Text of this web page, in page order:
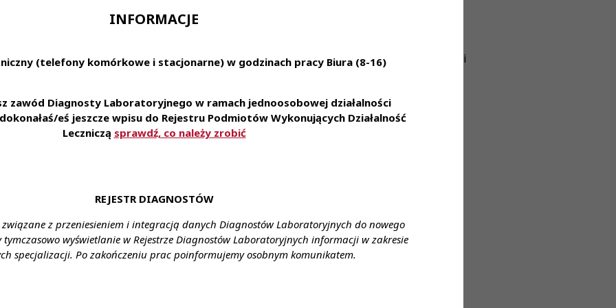
INFORMACJE
(telefony komórkowe i stacjonarne) w godzinach pracy Biura (8-16)
zawód Diagnosty Laboratoryjnego w ramach jednoosobowej działalności
eś jeszcze wpisu do Rejestru Podmiotów Wykonujących Działalność
Leczniczą sprawdź, co należy zrobić
REJESTR DIAGNOSTÓW
z przeniesieniem i integracją danych Diagnostów Laboratoryjnych do nowego
tymczasowo wyświetlanie w Rejestrze Diagnostów Laboratoryjnych informacji w zakresie
specjalizacji. Po zakończeniu prac poinformujemy osobnym komunikatem.
na podstawie umowy o pracę w organizacji o wiodącej pozycji rynkowej
najnowszych technologii oraz styczność z najciekawszymi przypadkami medycznymi
do prywatnej opieki medycznej lub karty MultiSport
diagnostyczne dla Ciebie i Twojej rodziny
do ubezpieczenia grupowego na życie
w ramach struktur wewnętrznych
Śląskie, ul. Chrobrego 5H